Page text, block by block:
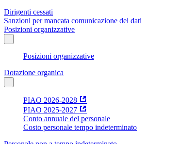
Dirigenti cessati
Sanzioni per mancata comunicazione dei dati
Posizioni organizzative
Posizioni organizzative
Dotazione organica
PIAO 2026-2028
PIAO 2025-2027
Conto annuale del personale
Costo personale tempo indeterminato